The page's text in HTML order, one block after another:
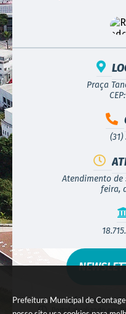
Prefeitura Municipal de
Praça
Atendimento
feira,
Versão do
Portal atualizado em: